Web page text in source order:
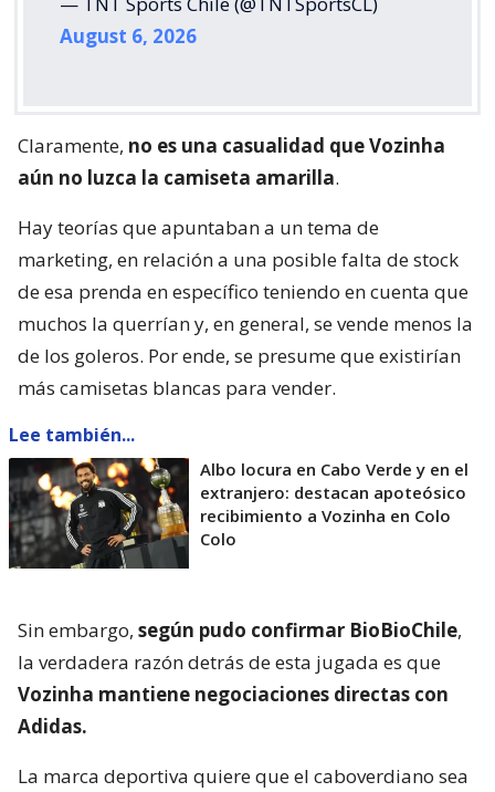
August 6, 2026
Claramente, no es una casualidad que Vozinha
aún no luzca la camiseta amarilla.
Hay teorías que apuntaban a un tema de
marketing, en relación a una posible falta de stock
de esa prenda en específico teniendo en cuenta que
muchos la querrían y, en general, se vende menos la
de los goleros. Por ende, se presume que existirían
más camisetas blancas para vender.
Lee también...
Albo locura en Cabo Verde y en el
extranjero: destacan apoteósico
recibimiento a Vozinha en Colo
Colo
Sin embargo, según pudo confirmar BioBioChile,
la verdadera razón detrás de esta jugada es que
Vozinha mantiene negociaciones directas con
Adidas.
La marca deportiva quiere que el caboverdiano sea